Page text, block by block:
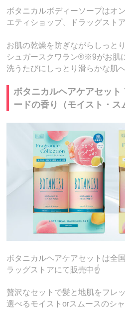
ボタニカルボディーソープはオ
エティショップ、ドラッグスト
お肌の乾燥を防ぎながらしっと
シュガースクワラン®※9がお肌
洗うたびにしっとり滑らかな肌
ボタニカルヘアケアセット
ードの香り（モイスト・ス
ボタニカルヘアケアセットは全
ラッグストアにて販売中☝️
贅沢なセットで髪と地肌をフレ
選べるモイストorスムースのシ